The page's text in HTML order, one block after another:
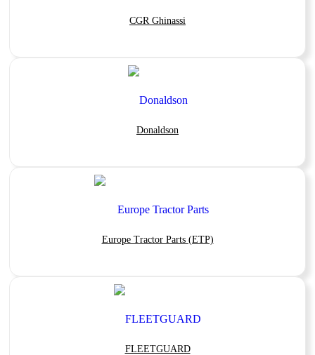
CGR Ghinassi
Donaldson
Europe Tractor Parts (ETP)
FLEETGUARD